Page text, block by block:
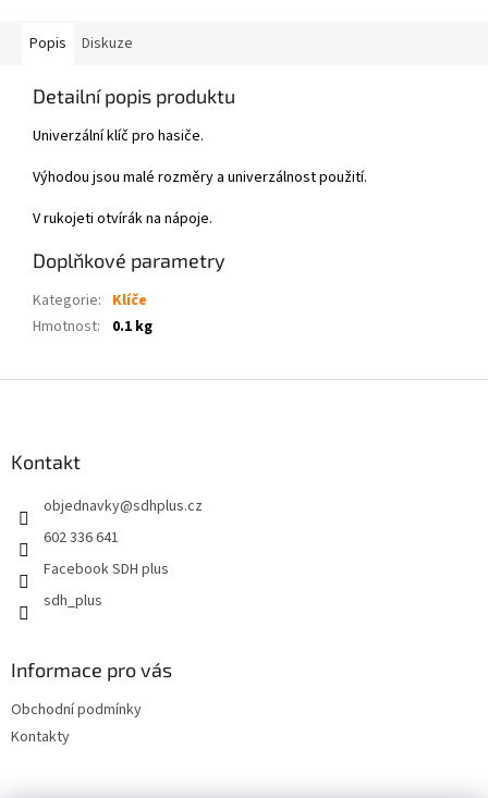
Popis Diskuze
Detailní popis produktu
Univerzální klíč pro hasiče.
Výhodou jsou malé rozměry a univerzálnost použití.
V rukojeti otvírák na nápoje.
Doplňkové parametry
Kategorie: Klíče
Hmotnost: 0.1 kg
Kontakt
objednavky@sdhplus.cz
602 336 641
Facebook SDH plus
sdh_plus
Informace pro vás
Obchodní podmínky
Kontakty